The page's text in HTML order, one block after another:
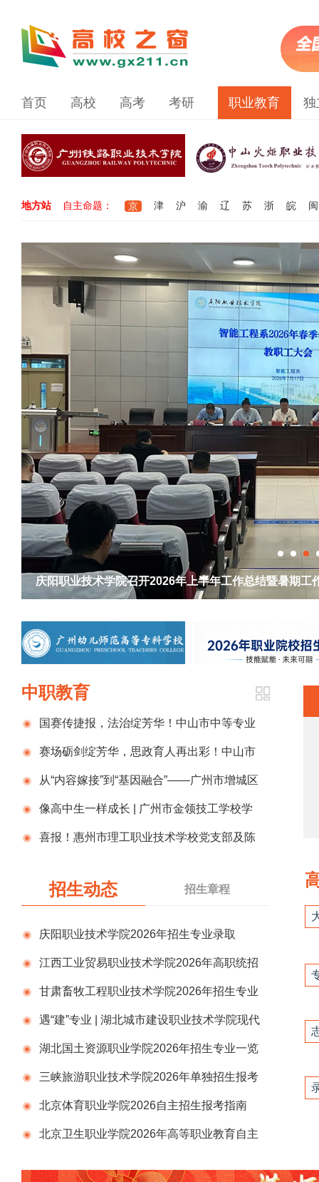
首页 高校 高考 考研 职业教育 独
地方站 自主命题： 京 津 沪 渝 辽 苏 浙 皖 闽
湖北生态工程职业技术学院承办的湖北省第三届林草科
中职教育
国赛传捷报，法治绽芳华！中山市中等专业
学校官诺饶老师荣获全国法治微课比赛一等奖
赛场砺剑绽芳华，思政育人再出彩！中山市
中等专业学校思政教学团队勇夺2026年广东省中
等职业学校思政课教师教学能力比赛一等奖
从“内容嫁接”到“基因融合”——广州市增城区
东方职业技术学校构建“四史”教育融入专业课堂
模式
像高中生一样成长 | 广州市金领技工学校学
子用成绩改写命运
喜报！惠州市理工职业技术学校党支部及陈
招生动态 招生章程
庆阳职业技术学院2026年招生专业录取
江西工业贸易职业技术学院2026年高职统招
招生专业一览表
甘肃畜牧工程职业技术学院2026年招生专业
遇“建”专业 | 湖北城市建设职业技术学院现代
物流学院
湖北国土资源职业学院2026年招生专业一览
表 三峡旅游职业技术学院2026年单独招生报考
指南北京体育职业学院2026自主招生报考指南
北京卫生职业学院2026年高等职业教育自主